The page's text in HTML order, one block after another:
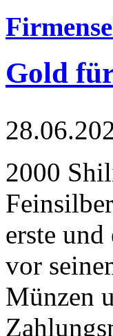
Gold
2000
erste
vor
Münzen